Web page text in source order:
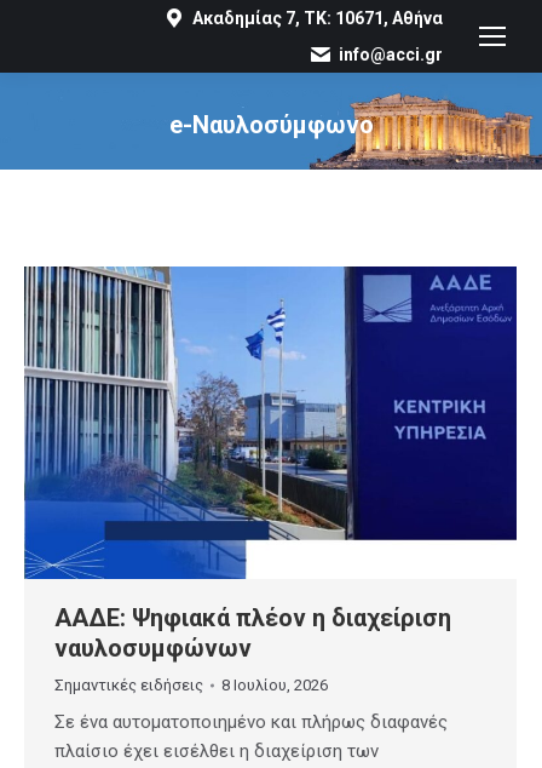
Ακαδημίας 7, ΤΚ: 10671, Αθήνα
info@acci.gr
e-Ναυλοσύμφωνο
You are here:
ΑΑΔΕ: Ψηφιακά πλέον η διαχείριση
ναυλοσυμφώνων
Σημαντικές ειδήσεις 8 Ιουλίου, 2026
Σε ένα αυτοματοποιημένο και πλήρως διαφανές
πλαίσιο έχει εισέλθει η διαχείριση των